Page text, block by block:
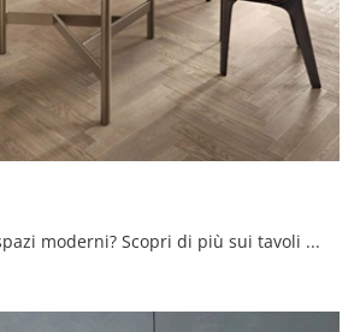
Vuoi impreziosire spazi moderni? Scopri di più sui tavoli moderni fissi: il modello da pranzo Agos Rotondo ti attende.